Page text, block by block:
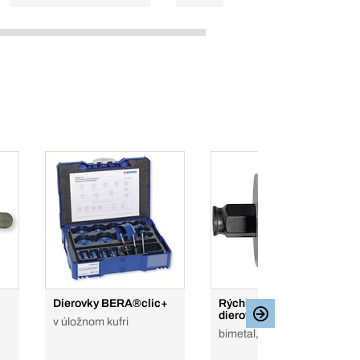
Dierovky BERA®clic+
v úložnom kufri
Rýchlo výmenné
dierové píly
bimetal, bi-metal, Co8